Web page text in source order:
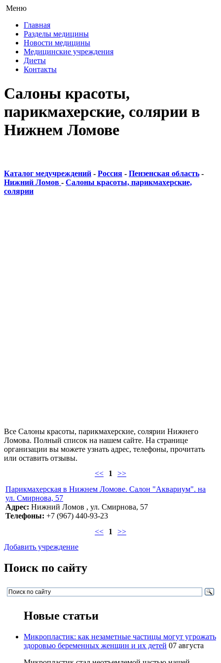
Меню
Главная
Разделы медицины
Новости медицины
Медицинские учреждения
Диеты
Контакты
Салоны красоты,
парикмахерские, солярии в
Нижнем Ломове
Каталог медучреждений - Россия - Пензенская область -
Нижний Ломов - Салоны красоты, парикмахерские,
солярии
Все Салоны красоты, парикмахерские, солярии Нижнего
Ломова. Полный список на нашем сайте. На странице
организации вы можете узнать адрес, телефоны, прочитать
или оставить отзывы.
<<
1 >>
Парикмахерская в Нижнем Ломове. Салон "Аквариум". на
ул. Смирнова, 57
Адрес: Нижний Ломов , ул. Смирнова, 57
Телефоны: +7 (967) 440-93-23
<<
1 >>
Добавить учреждение
Поиск по сайту
Новые статьи
Микропластик: как незаметные частицы могут угрожать
здоровью беременных женщин и их детей 07 августа